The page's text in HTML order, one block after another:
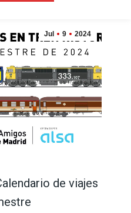
Jul 9 2024
de viajes